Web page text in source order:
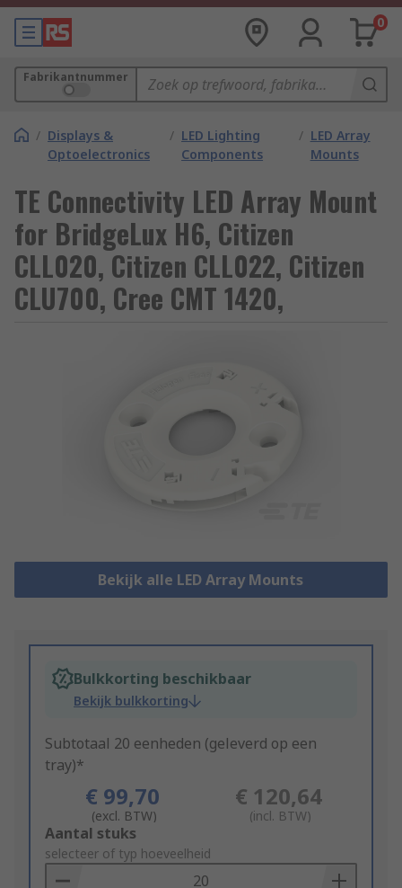
0
Fabrikantnummer
/ Displays &
Optoelectronics
/ LED Lighting
Components
/ LED Array
Mounts
TE Connectivity LED Array Mount
for BridgeLux H6, Citizen
CLL020, Citizen CLL022, Citizen
CLU700, Cree CMT 1420,
Bekijk alle LED Array Mounts
Bulkkorting beschikbaar
Bekijk bulkkorting
Subtotaal 20 eenheden (geleverd op een
tray)*
€ 99,70
(excl. BTW)
€ 120,64
(incl. BTW)
Add
to
Basket
Aantal stuks
selecteer of typ hoeveelheid